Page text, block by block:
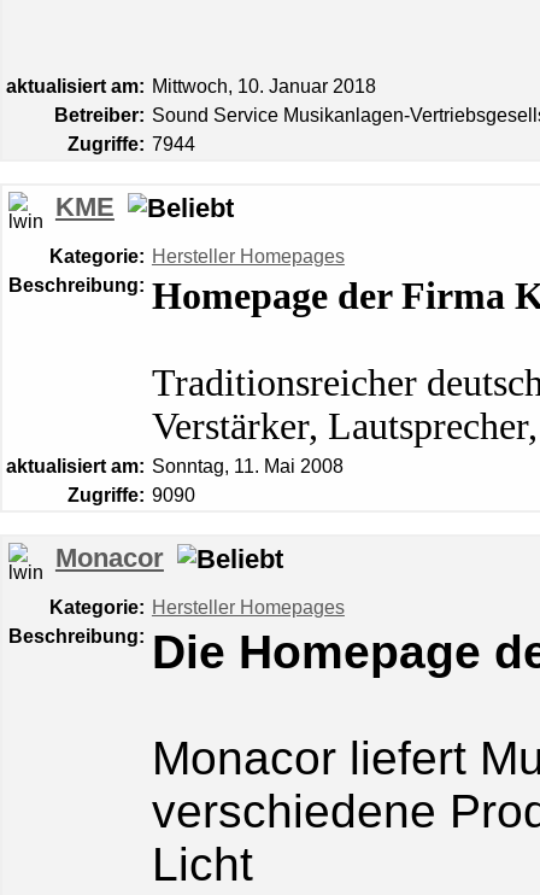
aktualisiert am: Mittwoch, 10. Januar 2018
Betreiber: Sound Service Musikanlagen-
Zugriffe: 7944
KME
Kategorie: Hersteller Homepages
Beschreibung: Homepage der Firma
Traditionsreicher
Verstärker,
aktualisiert am: Sonntag, 11. Mai 2008
Zugriffe: 9090
Monacor
Kategorie: Hersteller Homepages
Beschreibung: Die Homepage
Monacor liefert
verschiedene
Licht